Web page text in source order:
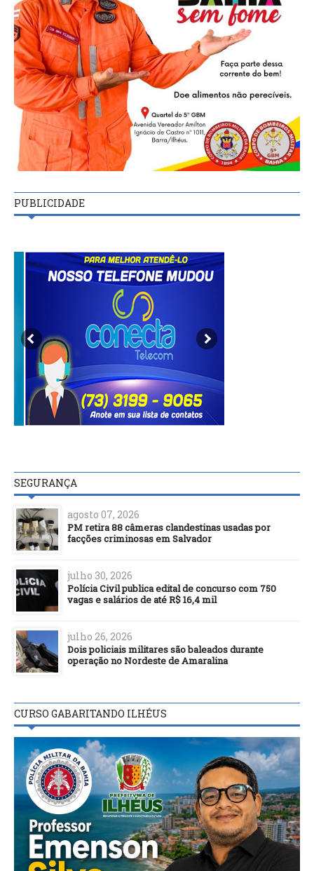
PUBLICIDADE
SEGURANÇA
agosto 07, 2026
PM retira 88 câmeras clandestinas usadas por
facções criminosas em Salvador
julho 30, 2026
Polícia Civil publica edital de concurso com 750
vagas e salários de até R$ 16,4 mil
julho 26, 2026
Dois policiais militares são baleados durante
operação no Nordeste de Amaralina
CURSO GABARITANDO ILHÉUS